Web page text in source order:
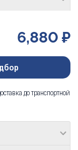
6,880 ₽
до транспортной